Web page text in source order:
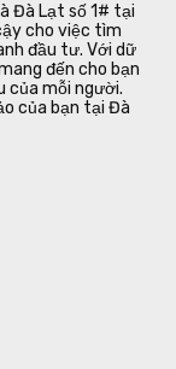
Đà Lạt số 1# tại
cho việc tìm
đầu tư. Với dữ
đến cho bạn
của mỗi người.
của bạn tại Đà